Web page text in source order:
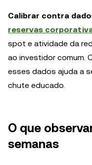
Calibrar contra
reservas
spot e atividade da
ao investidor comum.
esses dados ajuda a
chute educado.
O que
semanas